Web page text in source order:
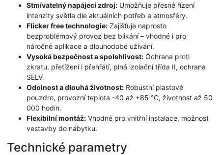
Stmívatelný napájecí zdroj: Umožňuje přesné řízení
intenzity světla dle aktuálních potřeb a atmosféry.
Flicker free technologie: Zajišťuje naprosto
bezproblémový provoz bez blikání – vhodné i pro
náročné aplikace a dlouhodobé užívání.
Vysoká bezpečnost a spolehlivost: Ochrana proti
zkratu, přetížení i přehřátí, plná izolační třída II, ochrana
SELV.
Odolnost a dlouhá životnost: Robustní plastové
pouzdro, provozní teplota -40 až +85 °C, životnost až 50
000 hodin.
Flexibilní montáž: Vhodné pro vnitřní instalace, možnost
vestavby do nábytku.
Technické parametry